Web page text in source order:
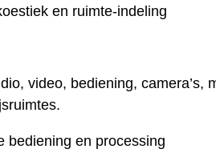
en ruimte-indeling
video, bediening,
bediening en processing